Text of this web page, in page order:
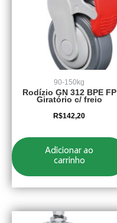
90-150kg
Rodízio GN 312 BPE FP
Giratório c/ freio
R$142,20
Adicionar ao
carrinho